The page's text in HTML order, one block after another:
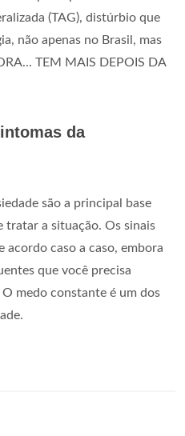
(TAG), distúrbio que
não apenas no Brasil, mas
TEM MAIS DEPOIS DA
da
são a principal base
tratar a situação. Os sinais
acordo caso a caso, embora
que você precisa
medo constante é um dos